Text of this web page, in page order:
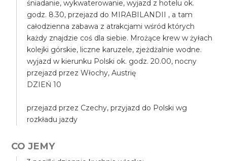
śniadanie, wykwaterowanie, wyjazd z hotelu ok.
godz. 8.30, przejazd do MIRABILANDII , a tam
całodzienna zabawa z atrakcjami wśród których
każdy znajdzie coś dla siebie. Mrożące krew w żyłach
kolejki górskie, liczne karuzele, zjeżdżalnie wodne.
wyjazd w kierunku Polski ok. godz. 20.00, nocny
przejazd przez Włochy, Austrię
DZIEŃ 10
przejazd przez Czechy, przyjazd do Polski wg
rozkładu jazdy
CO JEMY